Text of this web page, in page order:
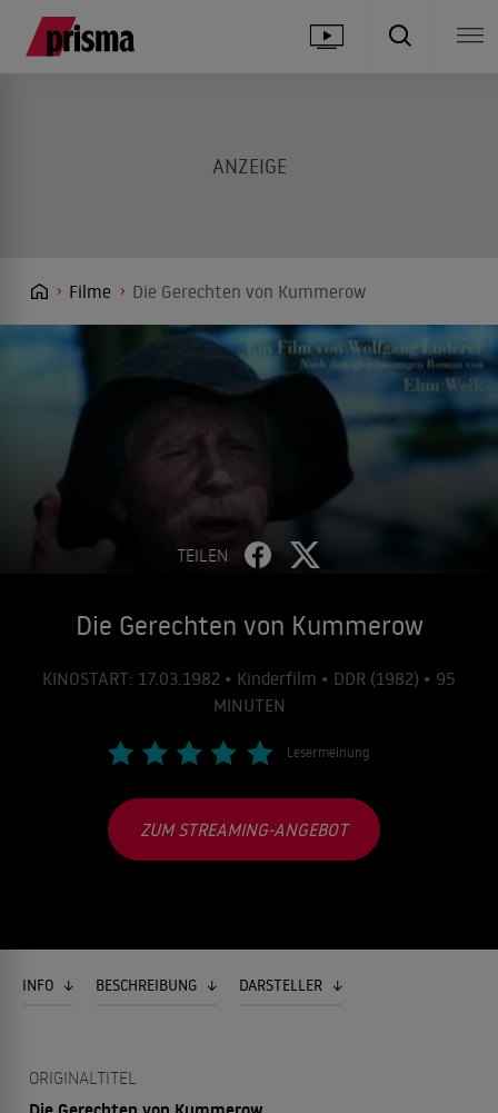
Filme Die Gerechten von Kummerow
TEILEN
Die Gerechten von Kummerow
KINOSTART: 17.03.1982 • Kinderfilm • DDR (1982) • 95
MINUTEN
Lesermeinung
ZUM STREAMING-ANGEBOT
INFO BESCHREIBUNG DARSTELLER
ORIGINALTITEL